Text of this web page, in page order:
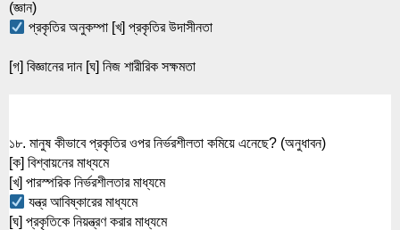
(জ্ঞান)
প্রকৃতির অনুকম্পা [খ] প্রকৃতির উদাসীনতা
[গ] বিজ্ঞানের দান [ঘ] নিজ শারীরিক সক্ষমতা
১৮. মানুষ কীভাবে প্রকৃতির ওপর নির্ভরশীলতা কমিয়ে এনেছে? (অনুধাবন)
[ক] বিশ্বায়নের মাধ্যমে
[খ] পারস্পরিক নির্ভরশীলতার মাধ্যমে
যন্ত্র আবিষ্কারের মাধ্যমে
[ঘ] প্রকৃতিকে নিয়ন্ত্রণ করার মাধ্যমে